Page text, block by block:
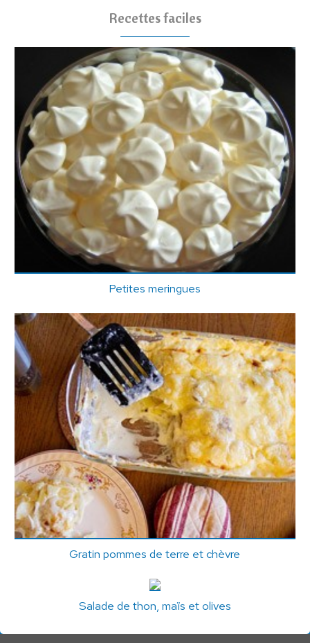
Recettes faciles
Petites meringues
Gratin pommes de terre et chèvre
Salade de thon, maïs et olives